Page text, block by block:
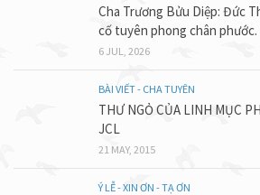
Cha Trương Bửu Diệp: Đức
cố tuyên phong chân phước.
6 JUL, 2026
BÀI VIẾT - CHA TUYÊN
THƯ NGỎ CỦA LINH MỤC
JCL
21 MAY, 2015
Ý LỄ - XIN ƠN - TẠ ƠN